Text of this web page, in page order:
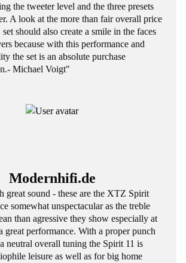
the tweeter level and the three presets
A look at the more than fair overall price
should also create a smile in the faces
because with this performance and
the set is an absolute purchase
Michael Voigt"
Modernhifi.de
great sound - these are the XTZ Spirit
somewhat unspectacular as the treble
than agressive they show especially at
great performance. With a proper punch
neutral overall tuning the Spirit 11 is
leisure as well as for big home